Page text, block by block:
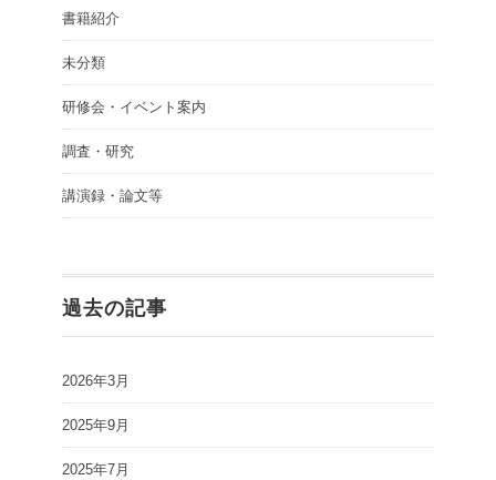
書籍紹介
未分類
研修会・イベント案内
調査・研究
講演録・論文等
過去の記事
2026年3月
2025年9月
2025年7月